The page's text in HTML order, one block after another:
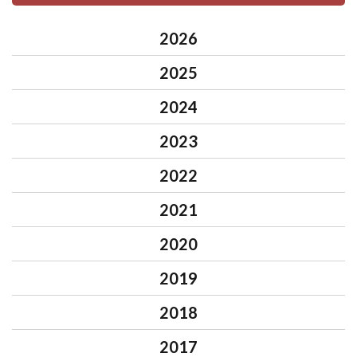
2026
2025
2024
2023
2022
2021
2020
2019
2018
2017